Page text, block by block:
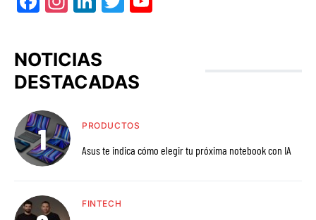
NOTICIAS
DESTACADAS
PRODUCTOS
Asus te indica cómo elegir tu próxima notebook con IA
FINTECH